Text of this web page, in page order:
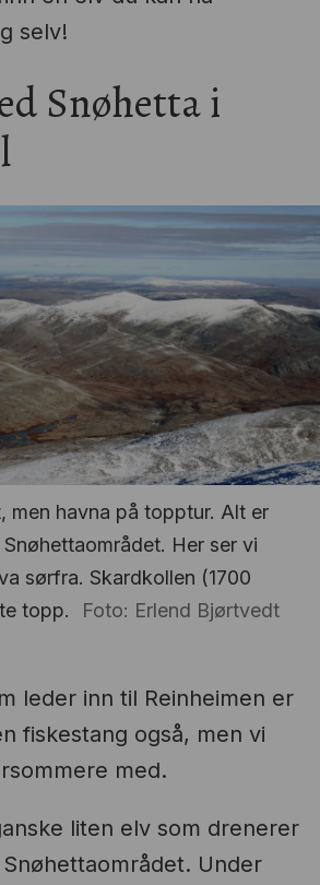
selv!
Snøhetta i
men havna på topptur. Alt er
Her ser vi
sørfra. Skardkollen (1700
topp.
Foto: Erlend Bjørtvedt
leder inn til Reinheimen er
fiskestang også, men vi
med.
liten elv som drenerer
Under